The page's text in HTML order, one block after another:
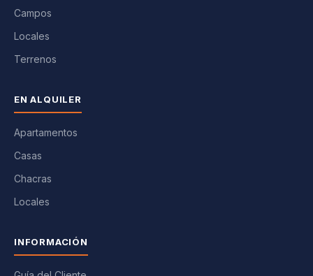
Campos
Locales
Terrenos
EN ALQUILER
Apartamentos
Casas
Chacras
Locales
INFORMACIÓN